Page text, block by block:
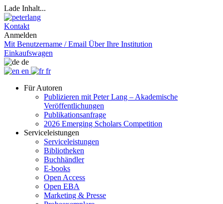
Lade Inhalt...
Kontakt
Anmelden
Mit Benutzername / Email Über Ihre Institution
Einkaufswagen
de
en
fr
Für Autoren
Publizieren mit Peter Lang – Akademische
Veröffentlichungen
Publikationsanfrage
2026 Emerging Scholars Competition
Serviceleistungen
Serviceleistungen
Bibliotheken
Buchhändler
E-books
Open Access
Open EBA
Marketing & Presse